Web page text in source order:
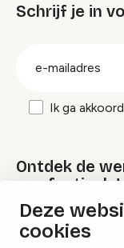
Deze
cookies
Schrijf je in
Ik ga
Ontdek de
van festivals!
Lees